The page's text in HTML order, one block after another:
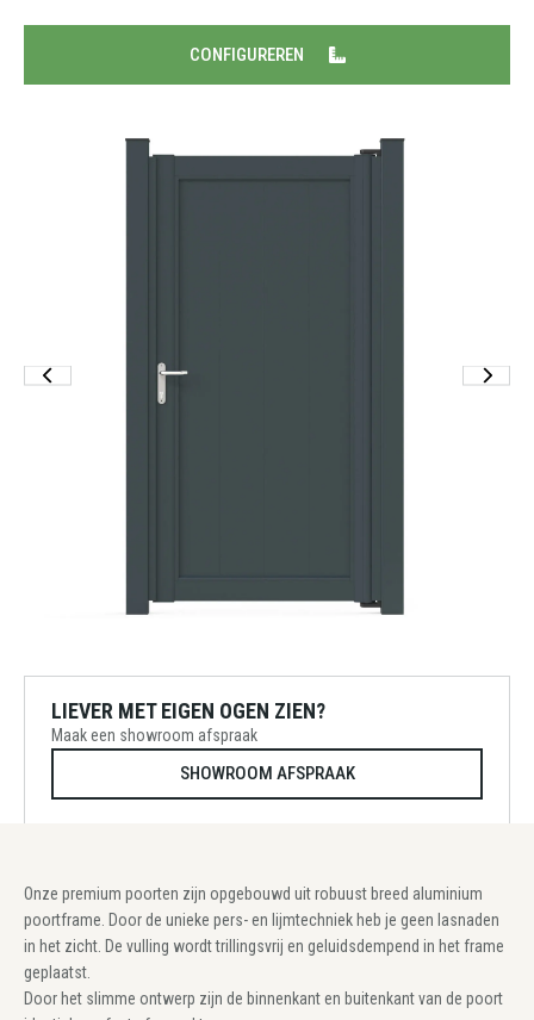
CONFIGUREREN
LIEVER MET EIGEN OGEN ZIEN?
Maak een showroom afspraak
SHOWROOM AFSPRAAK
Onze premium poorten zijn opgebouwd uit robuust breed aluminium
poortframe. Door de unieke pers- en lijmtechniek heb je geen lasnaden
in het zicht. De vulling wordt trillingsvrij en geluidsdempend in het frame
geplaatst.
Door het slimme ontwerp zijn de binnenkant en buitenkant van de poort